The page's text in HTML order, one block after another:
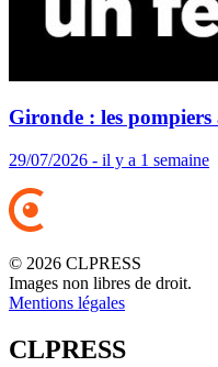
Gironde : les
29/07/2026 - il y a 1 semaine
© 2026 CLPRESS
Images non libres de droit.
Mentions légales
CLPRESS